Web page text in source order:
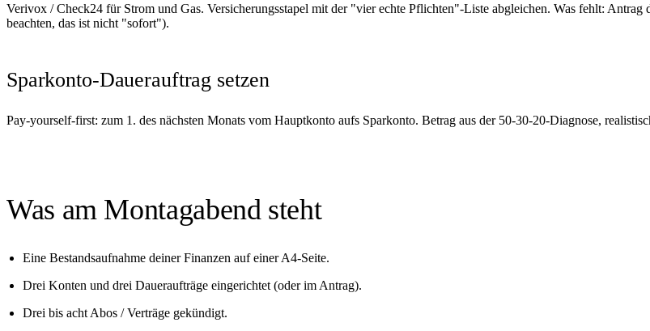
Verivox / Check24 für Strom und Gas. Versicherungsstapel mit der "vier echte Pflichten"-Liste abgleichen. Was fehlt:
beachten, das ist nicht "sofort").
Sparkonto-Dauerauftrag setzen
Pay-yourself-first: zum 1. des nächsten Monats vom Hauptkonto aufs Sparkonto. Betrag aus der 50-30-20-Diagnose,
Was am Montagabend steht
Eine Bestandsaufnahme deiner Finanzen auf einer A4-Seite.
Drei Konten und drei Daueraufträge eingerichtet (oder im Antrag).
Drei bis acht Abos / Verträge gekündigt.